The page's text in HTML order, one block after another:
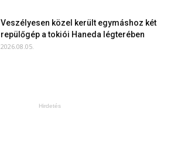
Veszélyesen közel került egymáshoz két
repülőgép a tokiói Haneda légterében
2026.08.05.
Hirdetés